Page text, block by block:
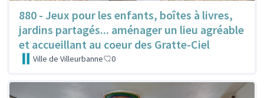
880 - Jeux pour les enfants, boîtes à livres,
jardins partagés... aménager un lieu agréable
et accueillant au coeur des Gratte-Ciel
Ville de Villeurbanne 0